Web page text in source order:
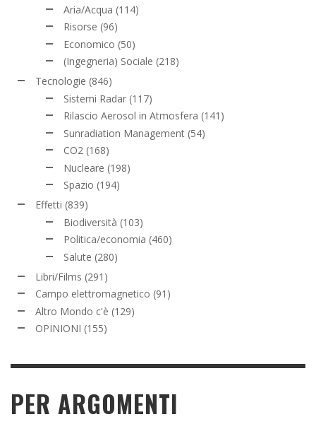
Aria/Acqua (114)
Risorse (96)
Economico (50)
(Ingegneria) Sociale (218)
Tecnologie (846)
Sistemi Radar (117)
Rilascio Aerosol in Atmosfera (141)
Sunradiation Management (54)
CO2 (168)
Nucleare (198)
Spazio (194)
Effetti (839)
Biodiversità (103)
Politica/economia (460)
Salute (280)
Libri/Films (291)
Campo elettromagnetico (91)
Altro Mondo c'è (129)
OPINIONI (155)
PER ARGOMENTI